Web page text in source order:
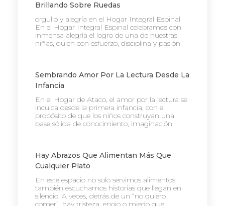
Brillando Sobre Ruedas
orgullo y alegría en el Hogar Integral Espinal
En el Hogar Integral Espinal celebramos con
inmensa alegría el logro de una de nuestras
niñas, quien con esfuerzo, disciplina y pasión
Sembrando Amor Por La Lectura Desde La
Infancia
En el Hogar de Ataco, el amor por la lectura se
inculca desde la primera infancia, con el
propósito de que los niños construyan una
base sólida de conocimiento, imaginación
Hay Abrazos Que Alimentan Más Que
Cualquier Plato
En este espacio no solo servimos alimentos,
también escuchamos historias que llegan en
silencio. A veces, detrás de un “no quiero
comer”, hay tristeza, enojo o miedo que